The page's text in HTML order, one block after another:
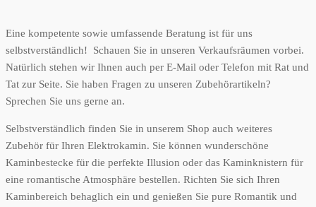
Eine kompetente sowie umfassende Beratung ist für uns
selbstverständlich! Schauen Sie in unseren Verkaufsräumen vorbei.
Natürlich stehen wir Ihnen auch per E-Mail oder Telefon mit Rat und
Tat zur Seite. Sie haben Fragen zu unseren Zubehörartikeln?
Sprechen Sie uns gerne an.
Selbstverständlich finden Sie in unserem Shop auch weiteres
Zubehör für Ihren Elektrokamin. Sie können wunderschöne
Kaminbestecke für die perfekte Illusion oder das Kaminknistern für
eine romantische Atmosphäre bestellen. Richten Sie sich Ihren
Kaminbereich behaglich ein und genießen Sie pure Romantik und